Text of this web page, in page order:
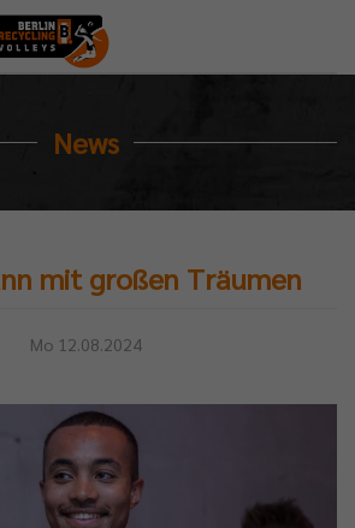
News
mit großen Träumen
Mo 12.08.2024